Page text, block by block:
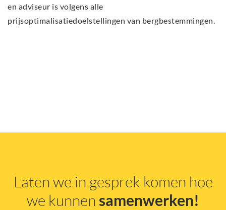
en adviseur is volgens alle
prijsoptimalisatiedoelstellingen van bergbestemmingen.
Laten we in gesprek komen hoe
we kunnensamenwerken!